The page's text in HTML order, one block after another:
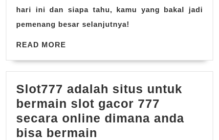
hari ini dan siapa tahu, kamu yang bakal jadi
pemenang besar selanjutnya!
READ MORE
Slot777 adalah situs untuk
bermain slot gacor 777
secara online dimana anda
bisa bermain